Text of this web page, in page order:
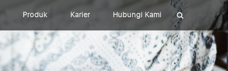
Produk Karier Hubungi Kami